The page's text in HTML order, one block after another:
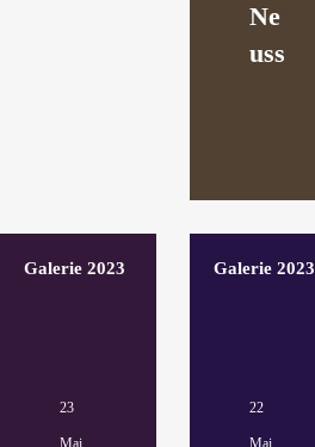
Ne
uss
Galerie 2023
23
Mai,
Galerie 2023
22
Mai,